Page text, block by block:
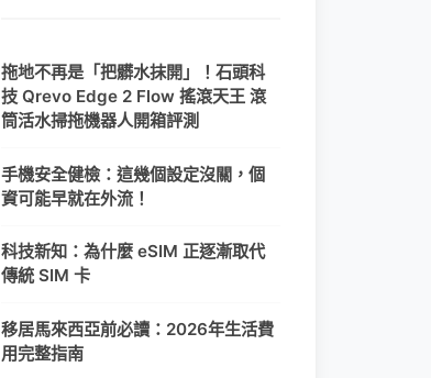
拖地不再是「把髒水抹開」！石頭科
技 Qrevo Edge 2 Flow 搖滾天王 滾
筒活水掃拖機器人開箱評測
手機安全健檢：這幾個設定沒關，個
資可能早就在外流！
科技新知：為什麼 eSIM 正逐漸取代
傳統 SIM 卡
移居馬來西亞前必讀：2026年生活費
用完整指南